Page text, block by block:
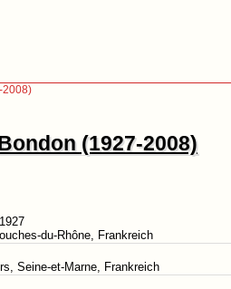
2008)
(1927-2008)
du-Rhône, Frankreich
Seine-et-Marne, Frankreich